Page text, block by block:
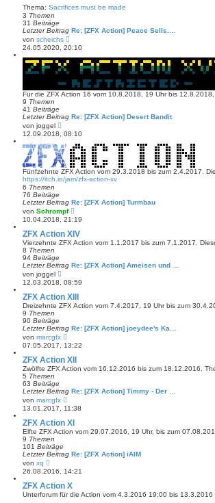
B
a
Thema: Sacrifices must be made
3 Themen
31 Beiträge
Letzter Beitrag Re: [ZFX Action] Peace Sells.…
von scheichs
e
u
e
r
B
a
24.05.2020, 20:10
Für die ZFX Action 16 vom 10.8.2018, 19 Uhr bis
9 Themen
41 Beiträge
Letzter Beitrag Re: [ZFX Action] Desert Bandit
von joggel
e
u
e
s
t
e
r
B
t
r
a
12.09.2018, 08:10
Fünfzehnte ZFX Action vom 29.3.2018 bis zum 2.4.2017.
https://itch.io/jam/zfx-action-xv
6 Themen
76 Beiträge
Letzter Beitrag Re: [ZFX Action] Turmbau
von Schrompf
e
u
e
s
t
r
B
i
r
a
10.04.2018, 21:19
ZFX Action XIV
Vierzehnte ZFX Action vom 1.1.2017 bis zum 7.1.2017.
8 Themen
94 Beiträge
Letzter Beitrag Re: [ZFX Action] Ameisen und …
von joggel
e
u
e
s
t
B
e
r
a
12.03.2018, 08:59
ZFX Action XIII
Dreizehnte ZFX Action vom 7.4.2017, 19 Uhr bis zum
9 Themen
90 Beiträge
Letzter Beitrag Re: [ZFX Action] joeydee's Ka…
von marcgfx
e
u
e
s
t
B
i
r
a
07.05.2017, 13:22
ZFX Action XII
Zwölfte ZFX Action vom 16.12.2016 bis zum 18.12.2016.
5 Themen
63 Beiträge
Letzter Beitrag Re: [ZFX Action] Timmy - Der …
von marcgfx
e
u
e
s
t
B
i
r
a
13.01.2017, 11:38
ZFX Action XI
Elfte ZFX Action vom 29.07.2016, 19 Uhr, bis zum
9 Themen
101 Beiträge
Letzter Beitrag Re: [ZFX Action] iAIM
von xq
e
u
e
s
t
26.08.2016, 14:21
ZFX Action X
Unterforum für die Action vom 4.3.2016 19:00 bis 13.3.2016